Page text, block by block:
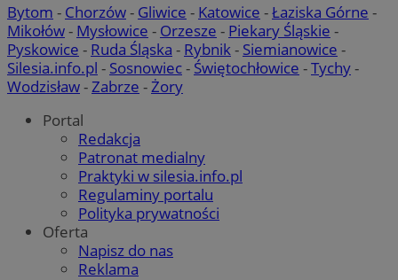
Bytom - Chorzów- Gliwice - Katowice -Łaziska Górne -
Mikołów- Mysłowice - Orzesze - Piekary Śląskie -
Pyskowice - Ruda Śląska - Rybnik - Siemianowice -
Silesia.info.pl - Sosnowiec- Świętochłowice -Tychy-
Wodzisław- Zabrze - Żory
Portal
Redakcja
Patronat medialny
Praktyki w silesia.info.pl
Regulaminy portalu
Polityka prywatności
Oferta
Napisz do nas
Reklama